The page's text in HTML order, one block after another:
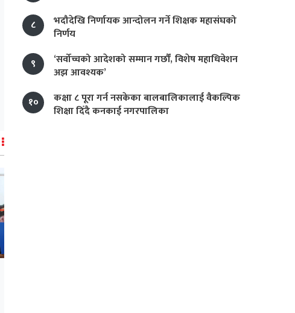
८
भदौदेखि निर्णायक आन्दोलन गर्ने शिक्षक महासंघको
निर्णय
९
‘सर्वोच्चको आदेशको सम्मान गर्छौं, विशेष महाधिवेशन
अझ आवश्यक’
१०
कक्षा ८ पूरा गर्न नसकेका बालबालिकालाई वैकल्पिक
शिक्षा दिँदै कनकाई नगरपालिका